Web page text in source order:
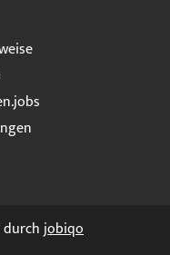
durchjobiqo